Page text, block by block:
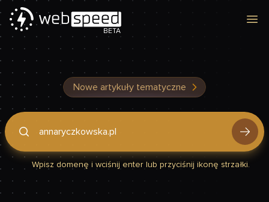
BETA
Nowe artykuły tematyczne
Podaj domenę, by sprawdzić, czy Twoja strona jest szybka
Wpisz domenę i wciśnij enter lub przyciśnij ikonę strzałki.